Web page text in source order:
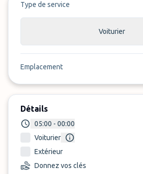
Type de service
Voiturier
Emplacement
Détails
05:00 - 00:00
Voiturier
Extérieur
Donnez vos clés